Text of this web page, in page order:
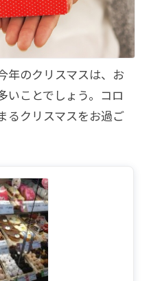
年のクリスマスは、お
いことでしょう。コロ
るクリスマスをお過ご